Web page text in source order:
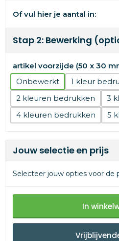
Of vul hier je aantal in:
Stap 2: Bewerking
artikel voorzijde (50 x 30
Onbewerkt
1
2
3
4
5
Jouw selectie en prijs
Selecteer jouw opties voor de
In